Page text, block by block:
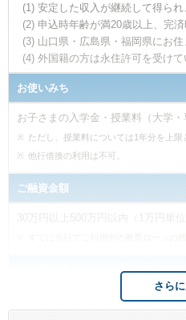
安定した収入が継続して得ら
申込時年齢が満20歳以上、完
山口県・広島県・福岡県にお
外国籍の方は永住許可を受け
お使いみち
お子さまの入学金・授業料（大学・
ただし、授業料については1年分を上限
他行借換の利用は不可。
ご融資金額
30万円以上500万円以内（1万円単位
1年以上14年6か月以内（1年単位・
さら